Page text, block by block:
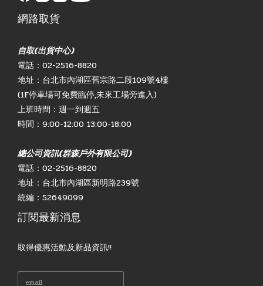
網路取貨
自取(出貨中心)
電話：02-2516-8820
地址：台北市內湖區舊宗路二段109號4樓
(1F停車場可免費臨停,未來工場旁進入)
上班時間：週一到週五
時間：9:00-12:00 13:00-18:00
總公司資訊(群森戶外有限公司)
電話：02-2516-8820
地址：台北市內湖區新明路239號
統編：52649099
訂閱最新消息
取得優惠活動及新品資訊!!